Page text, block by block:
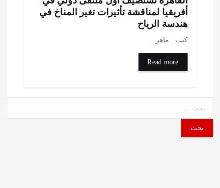
لمناقشة تأثيرات تغير المناخ في
الرياح
: ماهر…